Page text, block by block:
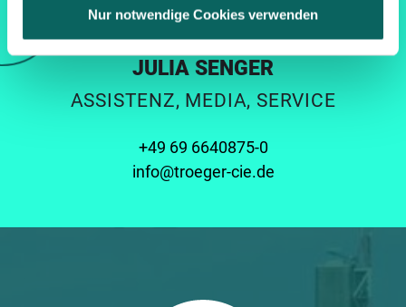
Nur notwendige Cookies verwenden
JULIA SENGER
ASSISTENZ, MEDIA, SERVICE
+49 69 6640875-0
info@troeger-cie.de